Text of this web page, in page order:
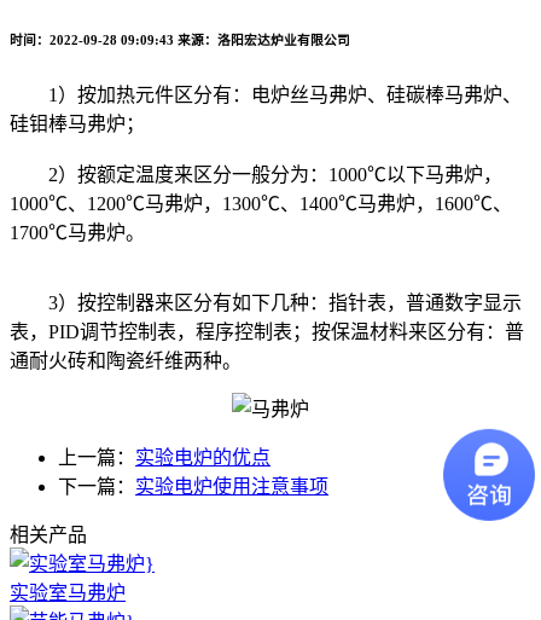
时间：2022-09-28 09:09:43 来源：洛阳宏达炉业有限公司
1）按加热元件区分有：电炉丝马弗炉、硅碳棒马弗炉、
硅钼棒马弗炉；
2）按额定温度来区分一般分为：1000℃以下马弗炉，
1000℃、1200℃马弗炉，1300℃、1400℃马弗炉，1600℃、
1700℃马弗炉。
3）按控制器来区分有如下几种：指针表，普通数字显示
表，PID调节控制表，程序控制表；按保温材料来区分有：普
通耐火砖和陶瓷纤维两种。
上一篇： 实验电炉的优点
下一篇： 实验电炉使用注意事项
相关产品
实验室马弗炉